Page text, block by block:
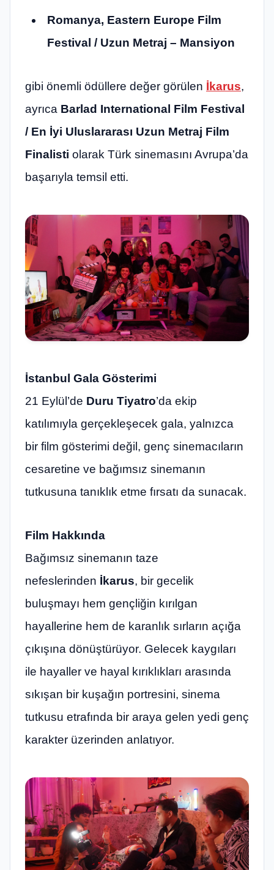
Romanya, Eastern Europe Film
Festival / Uzun Metraj – Mansiyon
gibi önemli ödüllere değer görülen İkarus,
ayrıca Barlad International Film Festival
/ En İyi Uluslararası Uzun Metraj Film
Finalisti olarak Türk sinemasını Avrupa’da
başarıyla temsil etti.
İstanbul Gala Gösterimi
21 Eylül’de Duru Tiyatro’da ekip
katılımıyla gerçekleşecek gala, yalnızca
bir film gösterimi değil, genç sinemacıların
cesaretine ve bağımsız sinemanın
tutkusuna tanıklık etme fırsatı da sunacak.
Film Hakkında
Bağımsız sinemanın taze
nefeslerinden İkarus, bir gecelik
buluşmayı hem gençliğin kırılgan
hayallerine hem de karanlık sırların açığa
çıkışına dönüştürüyor. Gelecek kaygıları
ile hayaller ve hayal kırıklıkları arasında
sıkışan bir kuşağın portresini, sinema
tutkusu etrafında bir araya gelen yedi genç
karakter üzerinden anlatıyor.